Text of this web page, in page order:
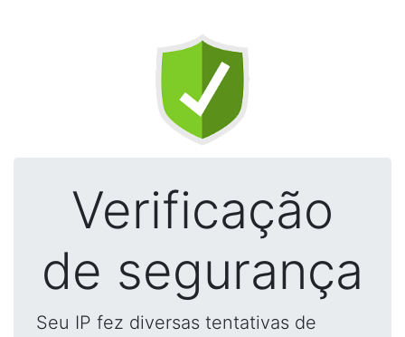
Verificação
de segurança
Seu IP fez diversas tentativas de